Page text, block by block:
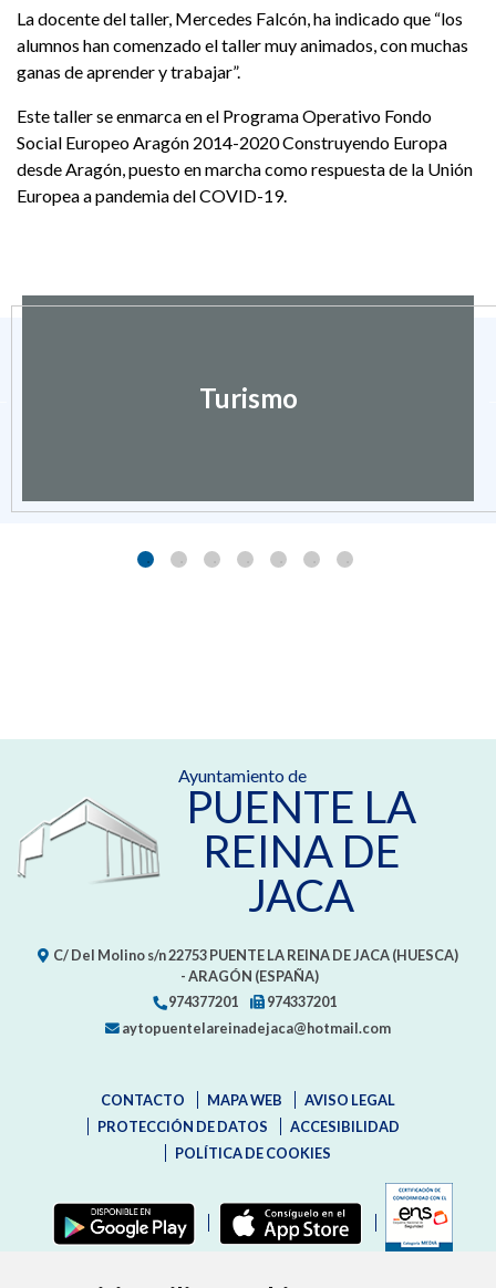
La docente del taller, Mercedes Falcón, ha indicado que “los
alumnos han comenzado el taller muy animados, con muchas
ganas de aprender y trabajar”.
Este taller se enmarca en el Programa Operativo Fondo
Social Europeo Aragón 2014-2020 Construyendo Europa
desde Aragón, puesto en marcha como respuesta de la Unión
Europea a pandemia del COVID-19.
Turismo
Ayuntamiento de
PUENTE LA
REINA DE
JACA
C/ Del Molino s/n22753PUENTE LA REINA DE JACA (HUESCA)
- ARAGÓN (ESPAÑA)
974377201
974337201
aytopuentelareinadejaca@hotmail.com
CONTACTO MAPA WEB
AVISO LEGAL
PROTECCIÓN DE DATOS
ACCESIBILIDAD
POLÍTICA DE COOKIES